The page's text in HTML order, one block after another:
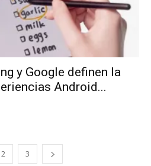
y Google definen la
Android...
2 3